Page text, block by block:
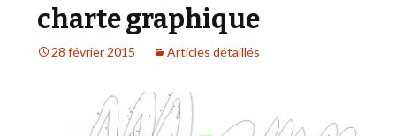
charte graphique
28 février 2015 Articles détaillés